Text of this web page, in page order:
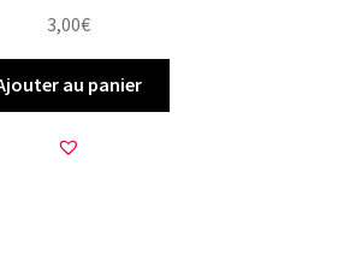
3,00€
au panier